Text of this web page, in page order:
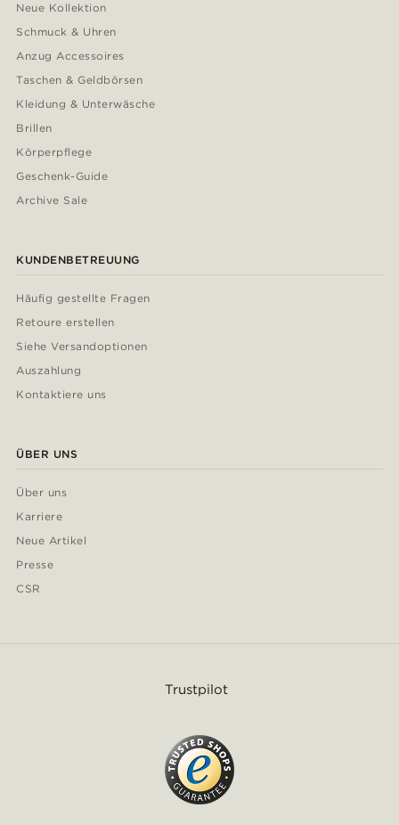
Neue Kollektion
Schmuck & Uhren
Anzug Accessoires
Taschen & Geldbörsen
Kleidung & Unterwäsche
Brillen
Körperpflege
Geschenk-Guide
Archive Sale
KUNDENBETREUUNG
Häufig gestellte Fragen
Retoure erstellen
Siehe Versandoptionen
Auszahlung
Kontaktiere uns
ÜBER UNS
Über uns
Karriere
Neue Artikel
Presse
CSR
Trustpilot